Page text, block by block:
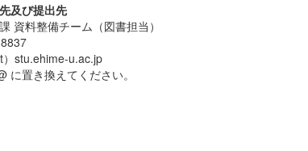
及び提出先
資料整備チーム（図書担当）
stu.ehime-u.ac.jp
に置き換えてください。